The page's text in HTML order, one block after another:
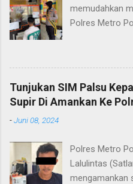
memudahkan
Polres Metro
terkait layanan
pelayanan
kepada
mewujudkan
Heri Sulistyo
“SPKT Polres
Tunjukan SIM Palsu
Supir Di Amankan Ke
-Juni 08, 2024
Polres Metro
Lalulintas
mengamankan